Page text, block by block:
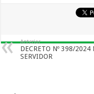
Anterior
DECRETO Nº 398/2024
SERVIDOR